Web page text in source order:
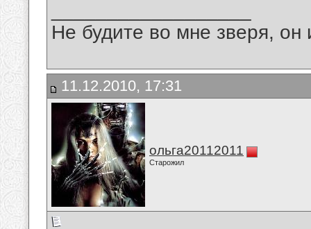
Не будите во мне зверя, он
11.12.2010, 17:31
ольга20112011
Старожил